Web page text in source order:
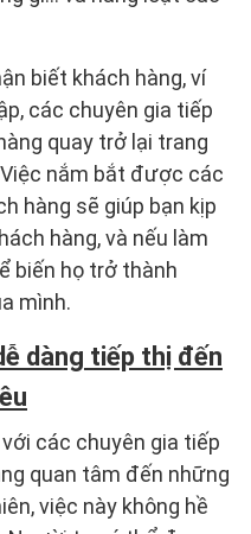
biết khách hàng, ví
các chuyên gia tiếp
quay trở lại trang
nắm bắt được các
hàng sẽ giúp bạn kịp
hàng, và nếu làm
biến họ trở thành
mình.
dàng tiếp thị đến
các chuyên gia tiếp
quan tâm đến những
việc này không hề